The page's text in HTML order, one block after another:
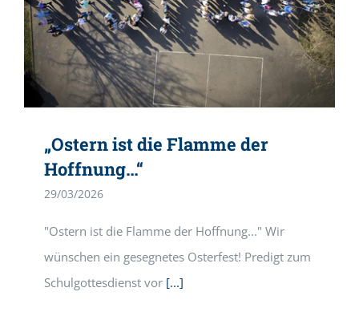
„Ostern ist die Flamme der
Hoffnung…“
29/03/2026
"Ostern ist die Flamme der Hoffnung..." Wir
wünschen ein gesegnetes Osterfest! Predigt zum
Schulgottesdienst vor[...]